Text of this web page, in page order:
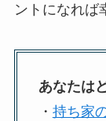
ントになれば
あなたは
・ 持ち家